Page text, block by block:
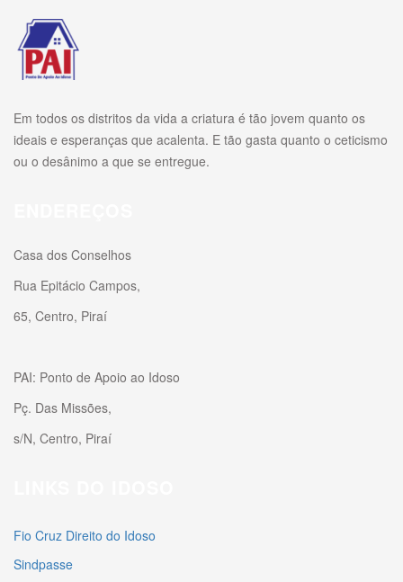
Em todos os distritos da vida a criatura é tão jovem quanto os
ideais e esperanças que acalenta. E tão gasta quanto o ceticismo
ou o desânimo a que se entregue.
Casa dos Conselhos
Rua Epitácio Campos,
65, Centro, Piraí
PAI: Ponto de Apoio ao Idoso
Pç. Das Missões,
s/N, Centro, Piraí
Fio Cruz Direito do Idoso
Sindpasse